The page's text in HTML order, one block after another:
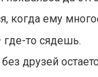
когда ему
то сядешь.
друзей